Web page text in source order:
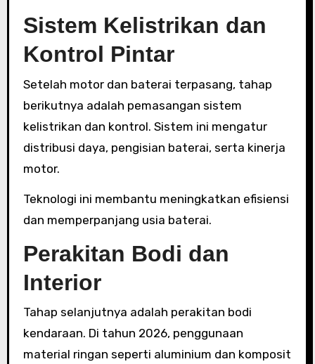
Sistem Kelistrikan dan
Kontrol Pintar
Setelah motor dan baterai terpasang, tahap
berikutnya adalah pemasangan sistem
kelistrikan dan kontrol. Sistem ini mengatur
distribusi daya, pengisian baterai, serta kinerja
motor.
Teknologi ini membantu meningkatkan efisiensi
dan memperpanjang usia baterai.
Perakitan Bodi dan
Interior
Tahap selanjutnya adalah perakitan bodi
kendaraan. Di tahun 2026, penggunaan
material ringan seperti aluminium dan komposit